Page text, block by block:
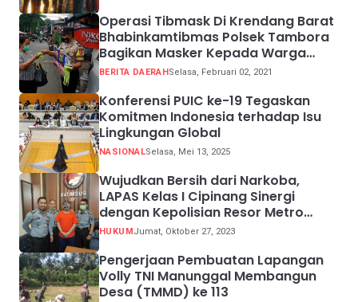
Operasi Tibmask Di Krendang Barat
Bhabinkamtibmas Polsek Tambora
Bagikan Masker Kepada Warga
Pelanggar Prokes
BERITA DAERAHSelasa, Februari 02, 2021
Konferensi PUIC ke-19 Tegaskan
Komitmen Indonesia terhadap Isu
Lingkungan Global
NASIONALSelasa, Mei 13, 2025
Wujudkan Bersih dari Narkoba,
LAPAS Kelas I Cipinang Sinergi
dengan Kepolisian Resor Metro
Jakarta Barat
HUKUMJumat, Oktober 27, 2023
Pengerjaan Pembuatan Lapangan
Volly TNI Manunggal Membangun
Desa (TMMD) ke 113